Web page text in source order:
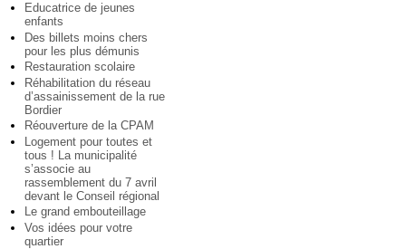
Educatrice de jeunes
enfants
Des billets moins chers
pour les plus démunis
Restauration scolaire
Réhabilitation du réseau
d’assainissement de la rue
Bordier
Réouverture de la CPAM
Logement pour toutes et
tous ! La municipalité
s’associe au
rassemblement du 7 avril
devant le Conseil régional
Le grand embouteillage
Vos idées pour votre
quartier